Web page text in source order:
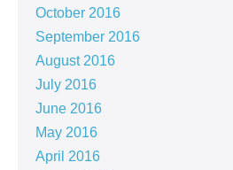
October 2016
September 2016
August 2016
July 2016
June 2016
May 2016
April 2016